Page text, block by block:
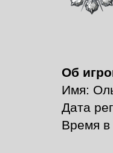
Об
Имя:
Дата
Время в